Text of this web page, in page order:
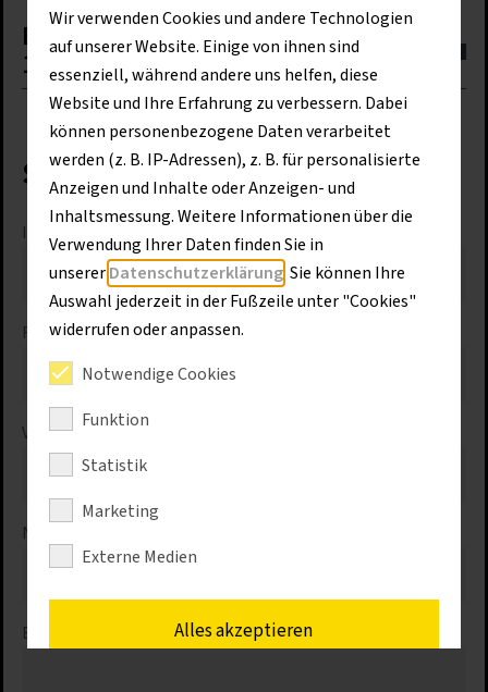
Baoli Hochhubwagen ES 12-N03 / ES
16-N02 – leistungsstark und robust
Sprechen Sie uns gerne an
Ich interessiere mich für das Produkt:
Firma*
Vorname *
Nachname
E-Mail
Wir verwenden Cookies und andere Technologien
auf unserer Website. Einige von ihnen sind
essenziell, während andere uns helfen, diese
Website und Ihre Erfahrung zu verbessern. Dabei
können personenbezogene Daten verarbeitet
werden (z. B. IP-Adressen), z. B. für personalisierte
Anzeigen und Inhalte oder Anzeigen- und
Inhaltsmessung. Weitere Informationen über die
Verwendung Ihrer Daten finden Sie in
unsererDatenschutzerklärung . Sie können Ihre
Auswahl jederzeit in der Fußzeile unter "Cookies"
widerrufen oder anpassen.
Notwendige Cookies
Funktion
Statistik
Marketing
Externe Medien
Alles akzeptieren